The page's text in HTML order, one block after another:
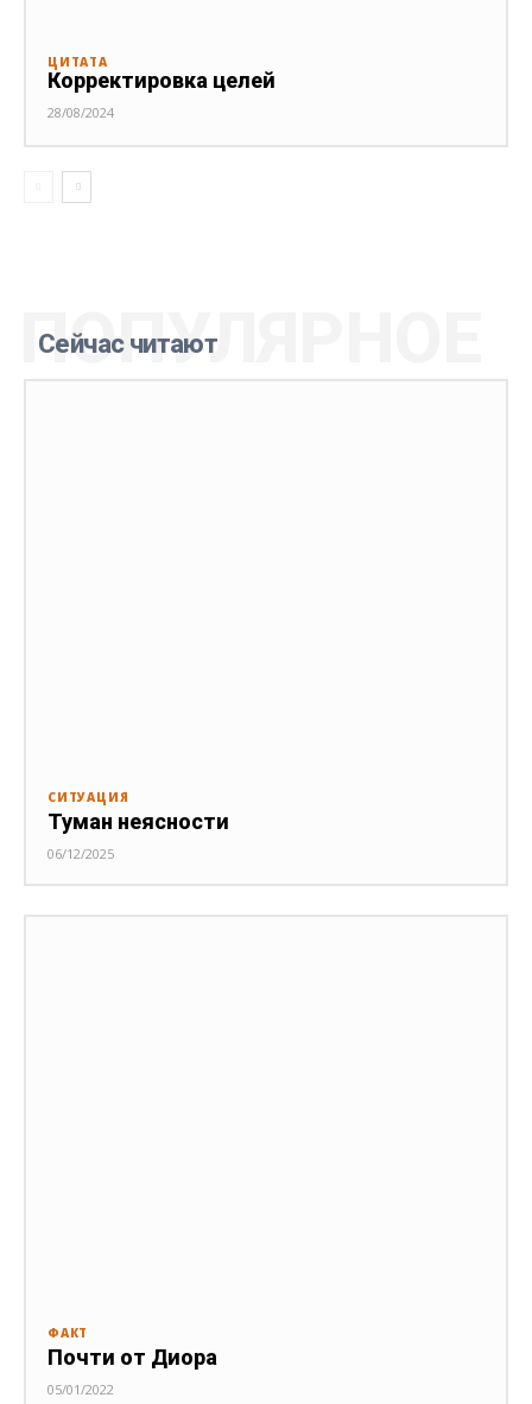
ЦИТАТА
Корректировка целей
28/08/2024
Сейчас читают
ПОПУЛЯРНОЕ
СИТУАЦИЯ
Туман неясности
06/12/2025
ФАКТ
Почти от Диора
05/01/2022